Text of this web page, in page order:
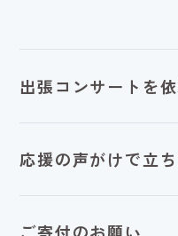
出張コンサートを
応援の声がけで立